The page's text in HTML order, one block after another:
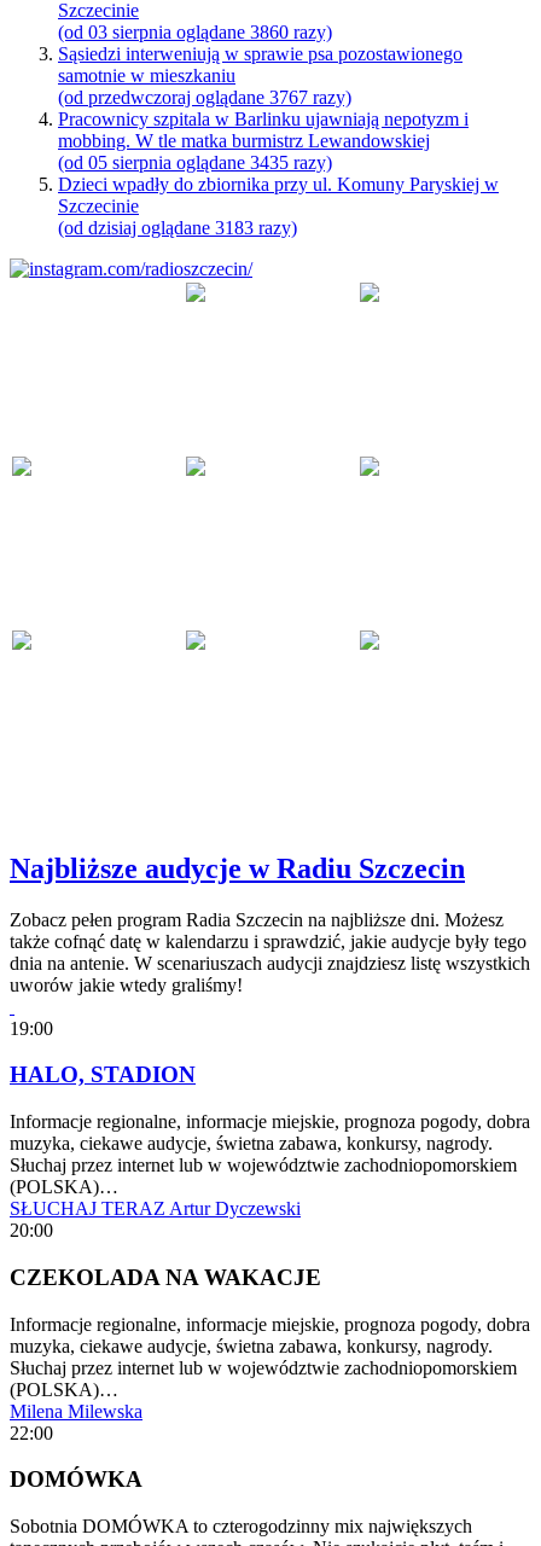
Szczecinie
(od 03 sierpnia oglądane 3860 razy)
Sąsiedzi interweniują w sprawie psa pozostawionego
samotnie w mieszkaniu
(od przedwczoraj oglądane 3767 razy)
Pracownicy szpitala w Barlinku ujawniają nepotyzm i
mobbing. W tle matka burmistrz Lewandowskiej
(od 05 sierpnia oglądane 3435 razy)
Dzieci wpadły do zbiornika przy ul. Komuny Paryskiej w
Szczecinie
(od dzisiaj oglądane 3183 razy)
Najbliższe audycje w Radiu Szczecin
Zobacz pełen program Radia Szczecin na najbliższe dni. Możesz
także cofnąć datę w kalendarzu i sprawdzić, jakie audycje były tego
dnia na antenie. W scenariuszach audycji znajdziesz listę wszystkich
uworów jakie wtedy graliśmy!
19:00
HALO, STADION
Informacje regionalne, informacje miejskie, prognoza pogody, dobra
muzyka, ciekawe audycje, świetna zabawa, konkursy, nagrody.
Słuchaj przez internet lub w województwie zachodniopomorskiem
(POLSKA)…
SŁUCHAJ TERAZ Artur Dyczewski
20:00
CZEKOLADA NA WAKACJE
Informacje regionalne, informacje miejskie, prognoza pogody, dobra
muzyka, ciekawe audycje, świetna zabawa, konkursy, nagrody.
Słuchaj przez internet lub w województwie zachodniopomorskiem
(POLSKA)…
Milena Milewska
22:00
DOMÓWKA
Sobotnia DOMÓWKA to czterogodzinny mix największych